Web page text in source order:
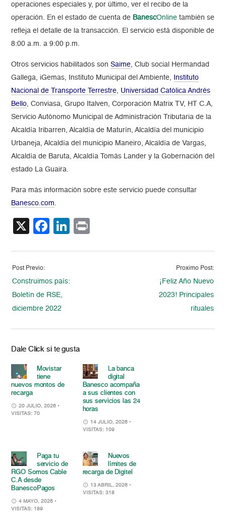
operaciones especiales y, por último, ver el recibo de la
operación. En el estado de cuenta de BanescOnline también se
refleja el detalle de la transacción. El servicio está disponible de
8:00 a.m. a 9:00 p.m.
Otros servicios habilitados sonSaime, Club social Hermandad
Gallega, iGemas, Instituto Municipal del Ambiente,
Instituto
Nacional de Transporte Terrestre, Universidad Católica Andrés
Bello, Conviasa, Grupo Italven, Corporación Matrix TV, HT C.A,
Servicio Autónomo Municipal de Administración Tributaria de la
Alcaldía Iribarren, Alcaldía de Maturín, Alcaldía del municipio
Urbaneja, Alcaldía del municipio Maneiro, Alcaldía de Vargas,
Alcaldía de Baruta, Alcaldía Tomás Lander y la Gobernación del
estado La Guaira.
Para más información sobre este servicio puede consultar
Banesco.com.
X Facebook
LinkedIn
Post Previo:
Construimos país:
Boletín de RSE,
diciembre 2022
Proximo Post:
¡Feliz Año Nuevo
2023! Principales
rituales
Dale Click si te gusta
Movistar
tiene
nuevos montos de
recarga
20 JULIO, 2026 •
VISITAS: 70
La banca
digital
Banesco acompaña
a sus clientes con
sus servicios las 24
horas
14 JULIO, 2026 •
VISITAS: 109
Paga tu
servicio de
RGO Somos Cable
C.A desde
BanescoPagos
4 MAYO, 2026 •
VISITAS: 189
Nuevos
límites de
recarga de Digitel
13 ABRIL, 2026 •
VISITAS: 318